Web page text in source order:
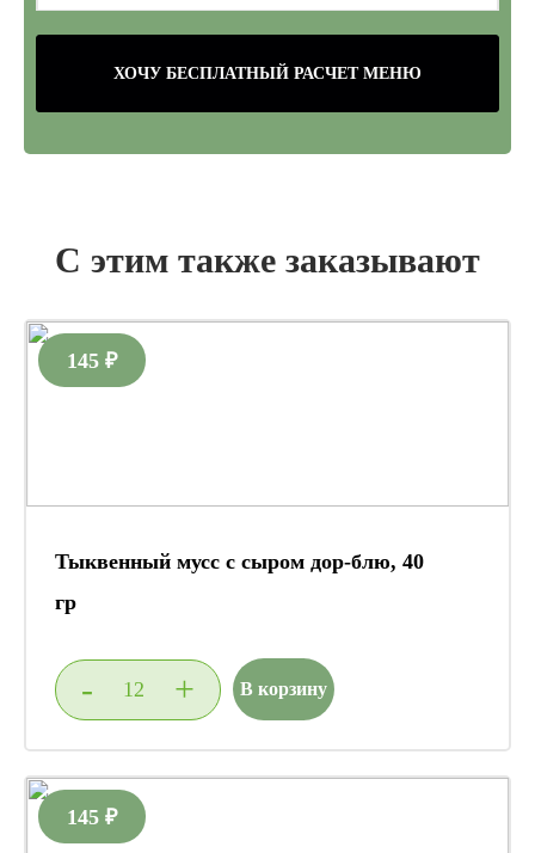
ХОЧУ БЕСПЛАТНЫЙ РАСЧЕТ МЕНЮ
С этим также заказывают
145 ₽
Тыквенный мусс с сыром дор-блю, 40
гр
- + В корзину
145 ₽